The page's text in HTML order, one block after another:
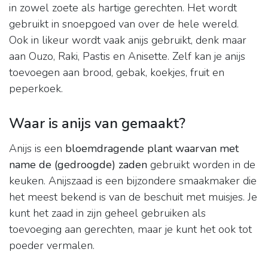
in zowel zoete als hartige gerechten. Het wordt
gebruikt in snoepgoed van over de hele wereld.
Ook in likeur wordt vaak anijs gebruikt, denk maar
aan Ouzo, Raki, Pastis en Anisette. Zelf kan je anijs
toevoegen aan brood, gebak, koekjes, fruit en
peperkoek.
Waar is anijs van gemaakt?
Anijs is een bloemdragende plant waarvan met
name de (gedroogde) zaden gebruikt worden in de
keuken. Anijszaad is een bijzondere smaakmaker die
het meest bekend is van de beschuit met muisjes. Je
kunt het zaad in zijn geheel gebruiken als
toevoeging aan gerechten, maar je kunt het ook tot
poeder vermalen.